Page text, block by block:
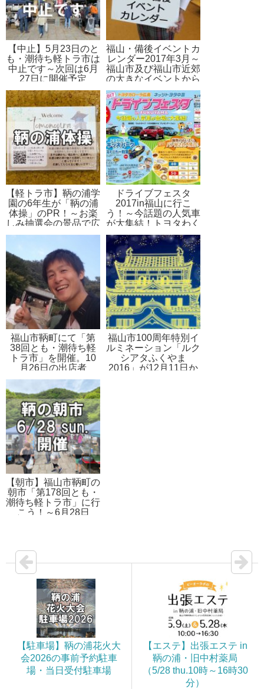
【中止】5月23日のと
も・潮待ち軽トラ市は
中止です～次回は6月
27日に開催予定
福山・備後イベントカ
レンダー2017年3月～
福山市及び福山市近郊
の大きなイベントから
小さなイベントまでを
ご紹介
【軽トラ市】鞆の浦学
園の6年生が「鞆の浦
体操」のPR！～お楽
しみ抽選会の景品で広
告
ドライブフェスタ
2017in福山に行こ
う！～今話題の人気車
が大集結！トヨタわく
わくキッズパークや備
後のおいしいパン屋さ
ん大集合！
福山市鞆町にて「第
38回とも・潮待ち軽
トラ市」を開催。10
月26日の出店者
福山市100周年特別イ
ルミネーション「ルク
シアタふくやま
2016」が12月11日か
【朝市】福山市鞆町の
朝市「第178回とも・
潮待ち軽トラ市」に行
こう！～6月28日
【駐車場】鞆の浦花火大
会2026の事前予約駐車
場・当日受付駐車場
【エステ】出張エステ in
鞆の浦・旧中村薬局
（5/28 thu.10時～16時30
分）